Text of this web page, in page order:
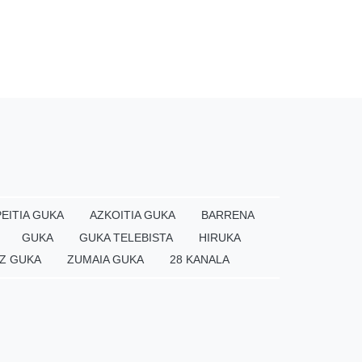
GUKA AZKOITIA GUKA
BARRENA
GUKA
GUKA TELEBISTA
HIRUKA
GUKA
ZUMAIA GUKA 28 KANALA